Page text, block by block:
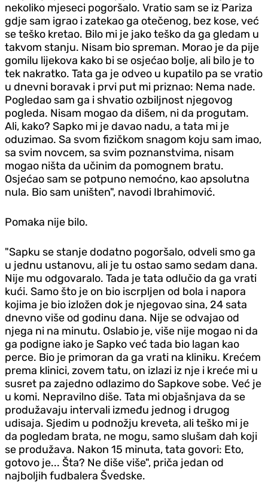
nekoliko mjeseci pogoršalo. Vratio sam se iz Pariza
gdje sam igrao i zatekao ga otečenog, bez kose, već
se teško kretao. Bilo mi je jako teško da ga gledam u
takvom stanju. Nisam bio spreman. Morao je da pije
gomilu lijekova kako bi se osjećao bolje, ali bilo je to
tek nakratko. Tata ga je odveo u kupatilo pa se vratio
u dnevni boravak i prvi put mi priznao: Nema nade.
Pogledao sam ga i shvatio ozbiljnost njegovog
pogleda. Nisam mogao da dišem, ni da progutam.
Ali, kako? Sapko mi je davao nadu, a tata mi je
oduzimao. Sa svom fizičkom snagom koju sam imao,
sa svim novcem, sa svim poznanstvima, nisam
mogao ništa da učinim da pomognem bratu.
Osjećao sam se potpuno nemoćno, kao apsolutna
nula. Bio sam uništen", navodi Ibrahimović.
Pomaka nije bilo.
"Sapku se stanje dodatno pogoršalo, odveli smo ga
u jednu ustanovu, ali je tu ostao samo sedam dana.
Nije mu odgovaralo. Tada je tata odlučio da ga vrati
kući. Samo što je on bio iscrpljen od bola i napora
kojima je bio izložen dok je njegovao sina, 24 sata
dnevno više od godinu dana. Nije se odvajao od
njega ni na minutu. Oslabio je, više nije mogao ni da
ga podigne iako je Sapko već tada bio lagan kao
perce. Bio je primoran da ga vrati na kliniku. Krećem
prema klinici, zovem tatu, on izlazi iz nje i kreće mi u
susret pa zajedno odlazimo do Sapkove sobe. Već je
u komi. Nepravilno diše. Tata mi objašnjava da se
produžavaju intervali između jednog i drugog
udisaja. Sjedim u podnožju kreveta, ali teško mi je
da pogledam brata, ne mogu, samo slušam dah koji
se produžava. Nakon 15 minuta, tata govori: Eto,
gotovo je... Šta? Ne diše više", priča jedan od
najboljih fudbalera Švedske.